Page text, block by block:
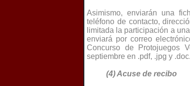
Asimismo, enviarán una
teléfono de contacto,
limitada la participación a
enviará por correo
Concurso de Protojuegos
septiembre en .pdf, .jpg y
(4) Acuse de recibo